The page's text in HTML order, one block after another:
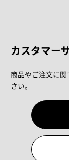
カスタマー
商品やご注文に
さい。